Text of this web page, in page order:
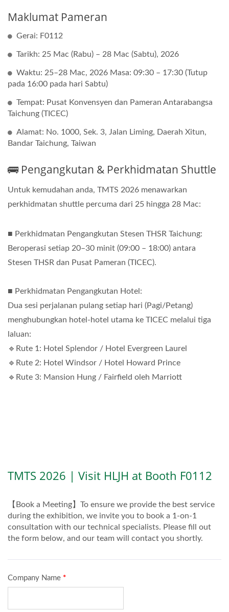
Maklumat Pameran
Gerai: F0112
Tarikh: 25 Mac (Rabu) – 28 Mac (Sabtu), 2026
Waktu: 25–28 Mac, 2026 Masa: 09:30 – 17:30 (Tutup
pada 16:00 pada hari Sabtu)
Tempat: Pusat Konvensyen dan Pameran Antarabangsa
Taichung (TICEC)
Alamat: No. 1000, Sek. 3, Jalan Liming, Daerah Xitun,
Bandar Taichung, Taiwan
🚌 Pengangkutan & Perkhidmatan Shuttle
Untuk kemudahan anda, TMTS 2026 menawarkan
perkhidmatan shuttle percuma dari 25 hingga 28 Mac:
■ Perkhidmatan Pengangkutan Stesen THSR Taichung:
Beroperasi setiap 20–30 minit (09:00 – 18:00) antara
Stesen THSR dan Pusat Pameran (TICEC).
■ Perkhidmatan Pengangkutan Hotel:
Dua sesi perjalanan pulang setiap hari (Pagi/Petang)
menghubungkan hotel-hotel utama ke TICEC melalui tiga
laluan:
🔹Rute 1: Hotel Splendor / Hotel Evergreen Laurel
🔹Rute 2: Hotel Windsor / Hotel Howard Prince
🔹Rute 3: Mansion Hung / Fairfield oleh Marriott